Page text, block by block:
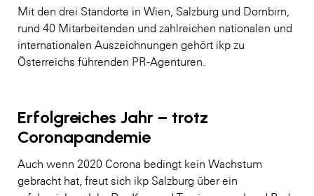
Mit den drei Standorte in Wien, Salzburg und Dornbirn,
rund 40 Mitarbeitenden und zahlreichen nationalen und
internationalen Auszeichnungen gehört ikp zu
Österreichs führenden PR-Agenturen.
Erfolgreiches Jahr – trotz
Coronapandemie
Auch wenn 2020 Corona bedingt kein Wachstum
gebracht hat, freut sich ikp Salzburg über ein